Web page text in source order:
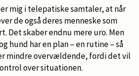
mig i telepatiske samtaler, at når
de også deres menneske som
Det skaber endnu mere uro. Men
hund har en plan – en rutine – så
mindre overvældende, fordi det vil
over situationen.